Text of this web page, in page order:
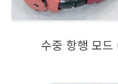
수중 항행 모